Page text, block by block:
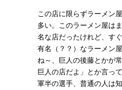
この店に限らずラーメン
多い。このラーメン屋は
名な店だったけれど、す
有名（？？）なラーメン
ね～、巨人の後藤とかが
巨人の店だよ」とか言っ
軍半の選手、普通の人は